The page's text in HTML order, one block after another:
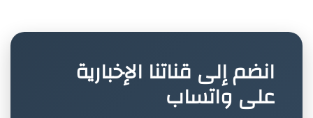
انضم إلى قناتنا الإخبارية
على واتساب